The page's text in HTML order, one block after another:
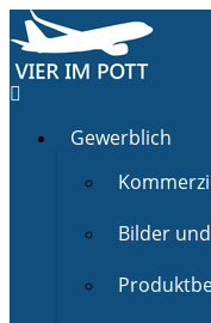
Gewerblich
Bilder